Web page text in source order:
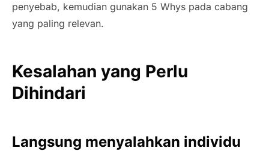
penyebab, kemudian gunakan 5 Whys pada cabang
yang paling relevan.
Kesalahan yang Perlu
Dihindari
Langsung menyalahkan individu